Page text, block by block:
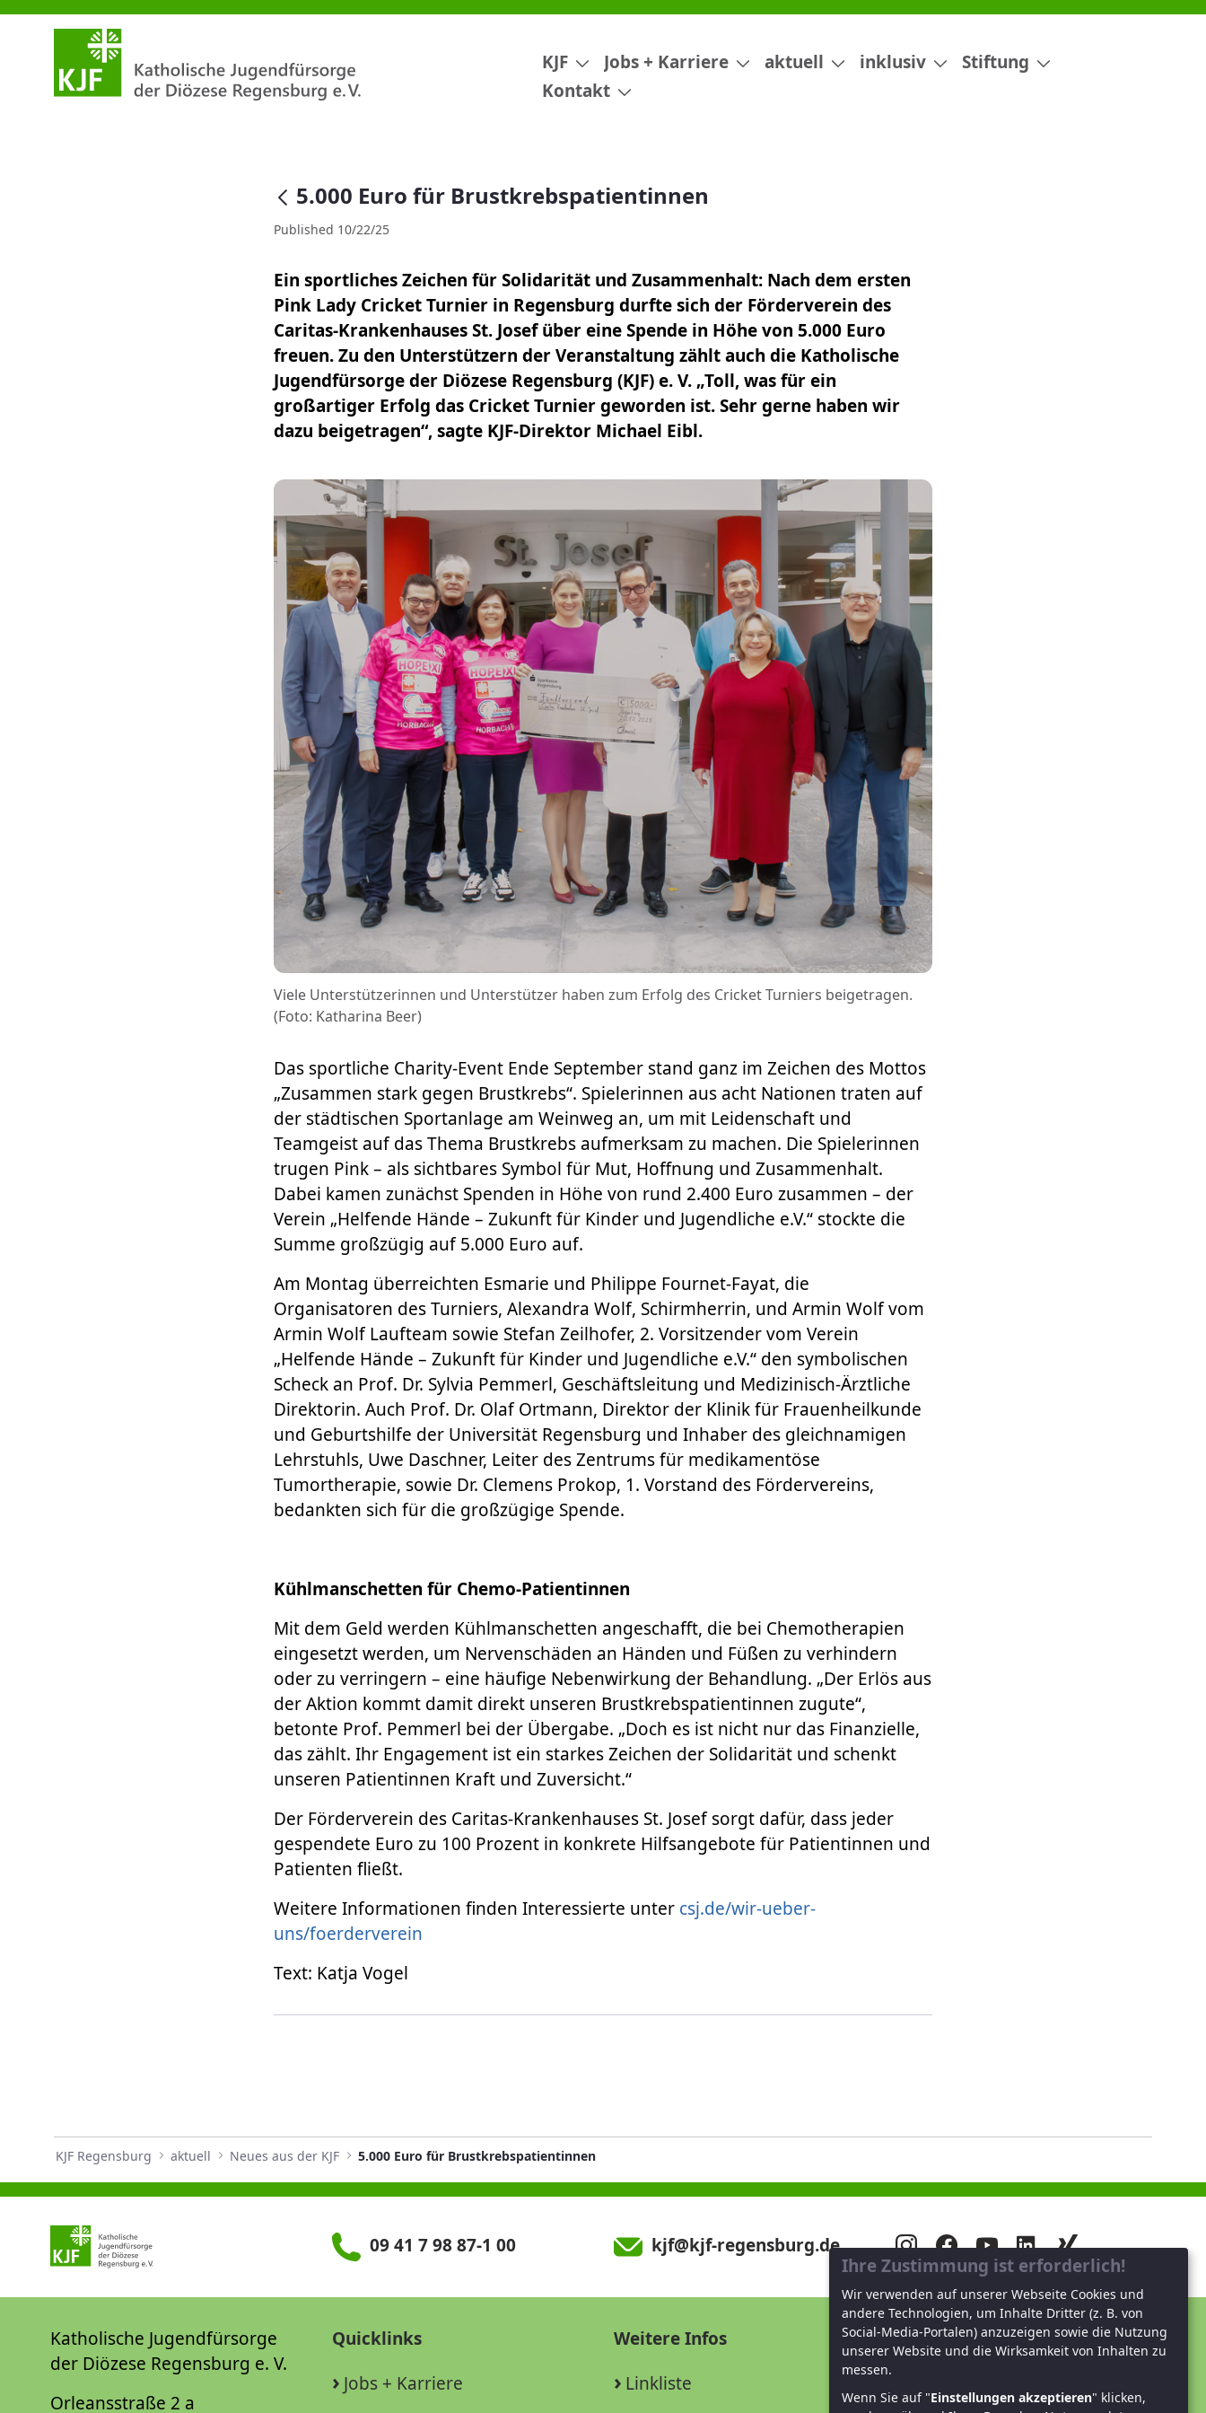
5.000 Euro für Brustkrebspatientinnen
KJF Jobs + Karriere aktuell inklusiv
Stiftung
Kontakt
null
5.000 Euro für Brustkrebspatientinnen
Published 10/22/25
Ein sportliches Zeichen für Solidarität und Zusammenhalt: Nach dem ersten
Pink Lady Cricket Turnier in Regensburg durfte sich der Förderverein des
Caritas-Krankenhauses St. Josef über eine Spende in Höhe von 5.000 Euro
freuen. Zu den Unterstützern der Veranstaltung zählt auch die Katholische
Jugendfürsorge der Diözese Regensburg (KJF) e. V. „Toll, was für ein
großartiger Erfolg das Cricket Turnier geworden ist. Sehr gerne haben wir
dazu beigetragen“, sagte KJF-Direktor Michael Eibl.
Viele Unterstützerinnen und Unterstützer haben zum Erfolg des Cricket Turniers beigetragen.
(Foto: Katharina Beer)
Das sportliche Charity-Event Ende September stand ganz im Zeichen des Mottos
„Zusammen stark gegen Brustkrebs“. Spielerinnen aus acht Nationen traten auf
der städtischen Sportanlage am Weinweg an, um mit Leidenschaft und
Teamgeist auf das Thema Brustkrebs aufmerksam zu machen. Die Spielerinnen
trugen Pink – als sichtbares Symbol für Mut, Hoffnung und Zusammenhalt.
Dabei kamen zunächst Spenden in Höhe von rund 2.400 Euro zusammen – der
Verein „Helfende Hände – Zukunft für Kinder und Jugendliche e.V.“ stockte die
Summe großzügig auf 5.000 Euro auf.
Am Montag überreichten Esmarie und Philippe Fournet-Fayat, die
Organisatoren des Turniers, Alexandra Wolf, Schirmherrin, und Armin Wolf vom
Armin Wolf Laufteam sowie Stefan Zeilhofer, 2. Vorsitzender vom Verein
„Helfende Hände – Zukunft für Kinder und Jugendliche e.V.“ den symbolischen
Scheck an Prof. Dr. Sylvia Pemmerl, Geschäftsleitung und Medizinisch-Ärztliche
Direktorin. Auch Prof. Dr. Olaf Ortmann, Direktor der Klinik für Frauenheilkunde
und Geburtshilfe der Universität Regensburg und Inhaber des gleichnamigen
Lehrstuhls, Uwe Daschner, Leiter des Zentrums für medikamentöse
Tumortherapie, sowie Dr. Clemens Prokop, 1. Vorstand des Fördervereins,
bedankten sich für die großzügige Spende.
Kühlmanschetten für Chemo-Patientinnen
Mit dem Geld werden Kühlmanschetten angeschafft, die bei Chemotherapien
eingesetzt werden, um Nervenschäden an Händen und Füßen zu verhindern
oder zu verringern – eine häufige Nebenwirkung der Behandlung. „Der Erlös aus
der Aktion kommt damit direkt unseren Brustkrebspatientinnen zugute“,
betonte Prof. Pemmerl bei der Übergabe. „Doch es ist nicht nur das Finanzielle,
das zählt. Ihr Engagement ist ein starkes Zeichen der Solidarität und schenkt
unseren Patientinnen Kraft und Zuversicht.“
Der Förderverein des Caritas-Krankenhauses St. Josef sorgt dafür, dass jeder
gespendete Euro zu 100 Prozent in konkrete Hilfsangebote für Patientinnen und
Patienten fließt.
Weitere Informationen finden Interessierte unter csj.de/wir-ueber-
uns/foerderverein
Text: Katja Vogel
KJF Regensburg aktuell Neues aus der KJF 5.000 Euro für Brustkrebspatientinnen
09 41 7 98 87-1 00 kjf@kjf-regensburg.de
Katholische Jugendfürsorge
der Diözese Regensburg e. V.
Orleansstraße 2 a
Quicklinks
Jobs + Karriere
Weitere Infos
Linkliste
Unterstützen Sie uns!
Ihre Zustimmung ist erforderlich!
Wir verwenden auf unserer Webseite Cookies und
andere Technologien, um Inhalte Dritter (z. B. von
Social-Media-Portalen) anzuzeigen sowie die Nutzung
unserer Website und die Wirksamkeit von Inhalten zu
messen.
Wenn Sie auf "Einstellungen akzeptieren" klicken,